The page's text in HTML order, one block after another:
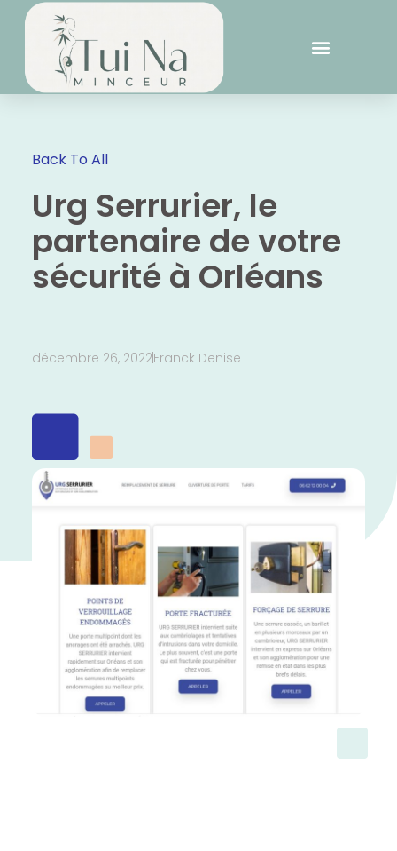
Back To All
Urg Serrurier, le
partenaire de votre
sécurité à Orléans
décembre 26, 2022Franck Denise